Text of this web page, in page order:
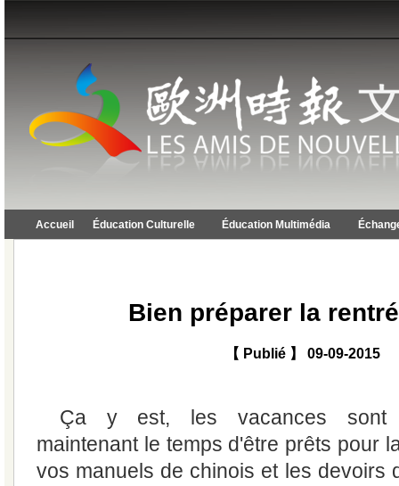
Accueil Éducation Culturelle Éducation Multimédia
Bien préparer la
【 Publié 】 09-09-2015
Ça y est, les vacances sont
maintenant le temps d'être prêts pour
vos manuels de chinois et les devoirs